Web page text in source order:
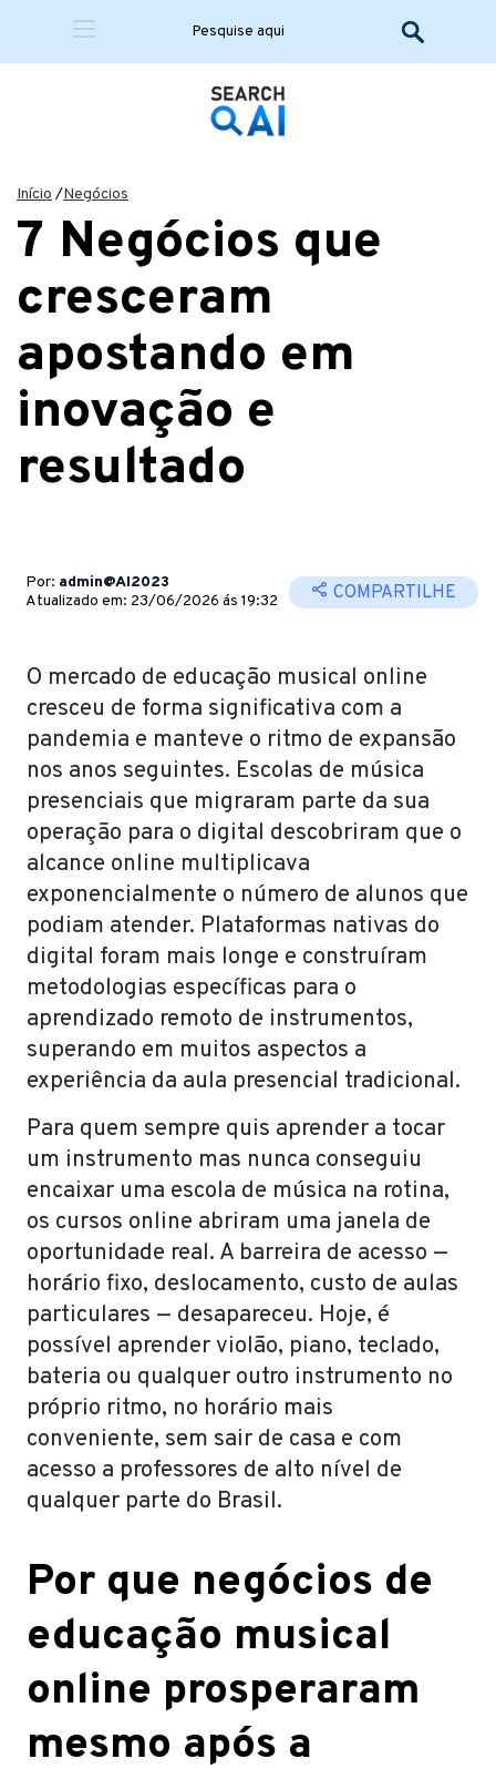
Início /Negócios
7 Negócios que
cresceram
apostando em
inovação e
resultado
Por: admin@AI2023
Atualizado em: 23/06/2026 ás 19:32
COMPARTILHE
O mercado de educação musical online
cresceu de forma significativa com a
pandemia e manteve o ritmo de expansão
nos anos seguintes. Escolas de música
presenciais que migraram parte da sua
operação para o digital descobriram que o
alcance online multiplicava
exponencialmente o número de alunos que
podiam atender. Plataformas nativas do
digital foram mais longe e construíram
metodologias específicas para o
aprendizado remoto de instrumentos,
superando em muitos aspectos a
experiência da aula presencial tradicional.
Para quem sempre quis aprender a tocar
um instrumento mas nunca conseguiu
encaixar uma escola de música na rotina,
os cursos online abriram uma janela de
oportunidade real. A barreira de acesso —
horário fixo, deslocamento, custo de aulas
particulares — desapareceu. Hoje, é
possível aprender violão, piano, teclado,
bateria ou qualquer outro instrumento no
próprio ritmo, no horário mais
conveniente, sem sair de casa e com
acesso a professores de alto nível de
qualquer parte do Brasil.
Por que negócios de
educação musical
online prosperaram
mesmo após a